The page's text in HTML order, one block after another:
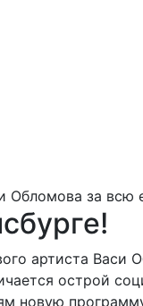
артиста Васи
острой
новую